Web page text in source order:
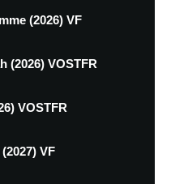
(2026) VF
(2026) VOSTFR
VOSTFR
VF